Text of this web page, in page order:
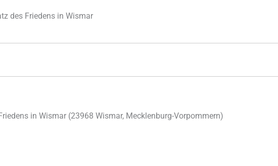
des Friedens in Wismar
in Wismar (23968 Wismar, Mecklenburg-Vorpommern)